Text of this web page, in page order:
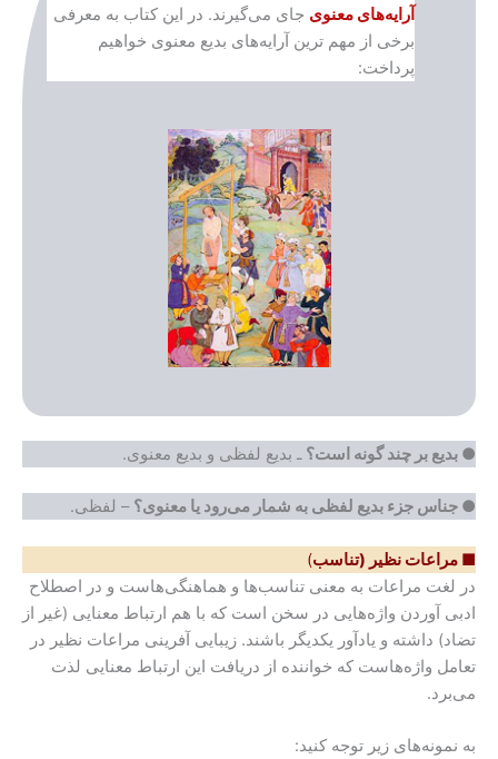
آرایه‌های معنوی جای می‌گیرند. در این کتاب به معرفی
برخی از مهم ترین آرایه‌های بدیع معنوی خواهیم
پرداخت:
● بدیع بر چند گونه است؟ ـ بدیع لفظی و بدیع معنوی.
● جناس جزء بدیع لفظی به شمار می‌رود یا معنوی؟ – لفظی.
■ مراعات نظیر (تناسب)
در لغت مراعات به معنی تناسب‌ها و هماهنگی‌هاست و در اصطلاح
ادبی آوردن واژه‌هایی در سخن است که با هم ارتباط معنایی (غیر از
تضاد) داشته و یادآور یکدیگر باشند. زیبایی آفرینی مراعات نظیر در
تعامل واژه‌هاست که خواننده از دریافت این ارتباط معنایی لذت
می‌برد.
به نمونه‌های زیر توجه کنید: